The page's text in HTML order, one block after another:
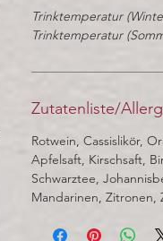
Trinktemperatur
Trinktemperatur
Zutatenliste/
Rotwein, Cassislikör,
Apfelsaft, Kirschsaft,
Schwarztee,
Mandarinen, Zitronen,